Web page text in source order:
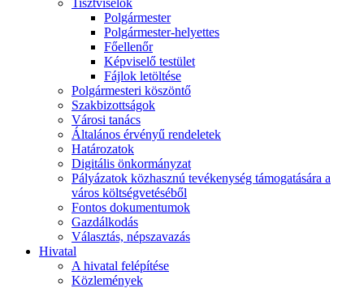
Tisztviselők
Polgármester
Polgármester-helyettes
Főellenőr
Képviselő testület
Fájlok letöltése
Polgármesteri köszöntő
Szakbizottságok
Városi tanács
Általános érvényű rendeletek
Határozatok
Digitális önkormányzat
Pályázatok közhasznú tevékenység támogatására a
város költségvetéséből
Fontos dokumentumok
Gazdálkodás
Választás, népszavazás
Hivatal
A hivatal felépítése
Közlemények